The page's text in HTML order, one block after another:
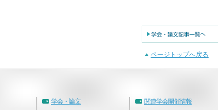
ページトップへ戻る
学会・論文 関連学会開催情報